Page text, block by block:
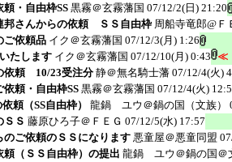
・自由枠SS 黒霧＠玄霧藩国 07/12/2(日) 21:20
邦さんからの依頼 ＳＳ自由枠 周船寺竜郎@Ｆ
ご依頼品 イク＠玄霧藩国 07/12/3(月) 1:26
たします イク＠玄霧藩国 07/12/10(月) 0:43 ≪
依頼 10/23受注分 静＠無名騎士藩 07/12/4(火)
頼・自由枠SS 黒霧＠玄霧藩国 07/12/4(火)
頼（SS自由枠）
龍鍋 ユウ＠鍋の国（文族）
ＳＳ 藤原ひろ子＠ＦＥＧ 07/12/5(水) 17:57
ご依頼のＳＳになります 悪童屋＠悪童同盟
（ＳＳ自由枠）の提出 龍鍋 ユウ＠鍋の国＠